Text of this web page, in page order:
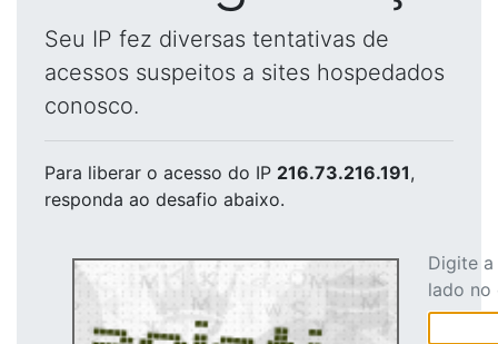
Seu IP fez diversas tentativas de
acessos suspeitos a sites hospedados
conosco.
Para liberar o acesso do IP 216.73.216.191,
responda ao desafio abaixo.
Digite
lado no